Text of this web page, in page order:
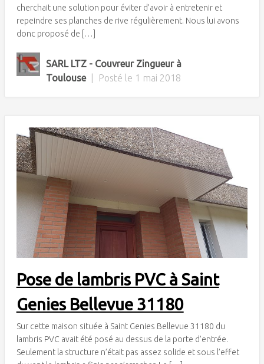
cherchait une solution pour éviter d’avoir à entretenir et
repeindre ses planches de rive régulièrement. Nous lui avons
donc proposé de […]
SARL LTZ - Couvreur Zingueur à
Toulouse
Posté le 1 mai 2018
Pose de lambris PVC à Saint
Genies Bellevue 31180
Sur cette maison située à Saint Genies Bellevue 31180 du
lambris PVC avait été posé au dessus de la porte d’entrée.
Seulement la structure n’était pas assez solide et sous l’effet